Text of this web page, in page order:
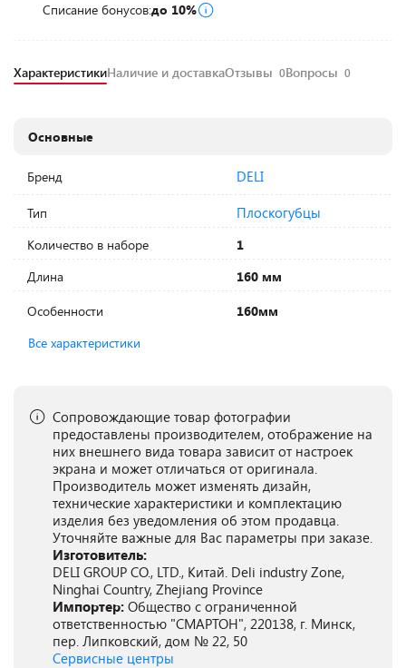
Списание бонусов:до 10%
ХарактеристикиНаличие и доставкаОтзывы 0Вопросы 0
Основные
Бренд DELI
Тип Плоскогубцы
Количество в наборе
1
Длина
160 мм
Особенности
160мм
Все характеристики
Сопровождающие товар фотографии
предоставлены производителем, отображение на
них внешнего вида товара зависит от настроек
экрана и может отличаться от оригинала.
Производитель может изменять дизайн,
технические характеристики и комплектацию
изделия без уведомления об этом продавца.
Уточняйте важные для Вас параметры при заказе.
Изготовитель:
DELI GROUP CO., LTD., Китай. Deli industry Zone,
Ninghai Country, Zhejiang Province
Импортер: Общество с ограниченной
ответственностью "СМАРТОН", 220138, г. Минск,
пер. Липковский, дом № 22, 50
Сервисные центры